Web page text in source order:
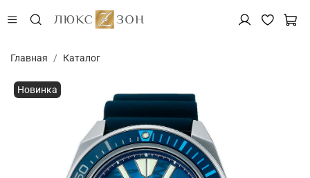
Главная Каталог
Новинка